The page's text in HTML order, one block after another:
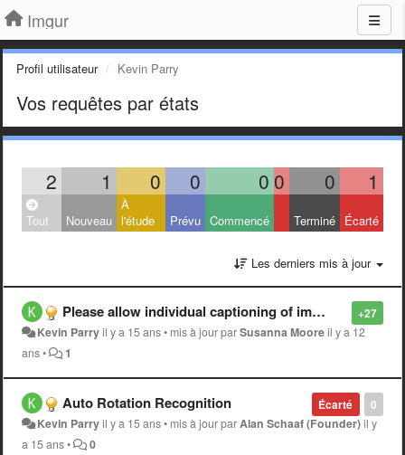
Imgur
Profil utilisateur Kevin Parry
Vos requêtes par états
2 1 0 0 0 0 0 1
Tout Nouveau
À
l'étude
Prévu Commencé Terminé Écarté
Les derniers mis à jour
+27
Please allow individual captioning of images
Kevin Parryil y a 15 ans• mis à jour parSusanna Mooreil y a 12
ans• 1
0
Écarté
Auto Rotation Recognition
Kevin Parryil y a 15 ans• mis à jour parAlan Schaaf (Founder)il y
a 15 ans• 0